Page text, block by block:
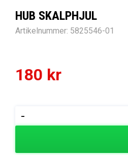
HUB SKALPHJUL
Artikelnummer: 5825546-01
180 kr
-
SKALPHJUL